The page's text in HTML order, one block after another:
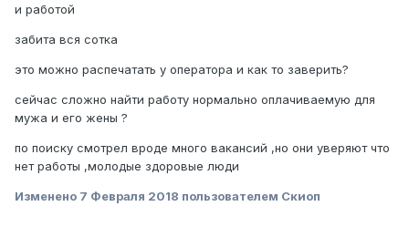
и работой
забита вся сотка
это можно распечатать у оператора и как то заверить?
сейчас сложно найти работу нормально оплачиваемую для
мужа и его жены ?
по поиску смотрел вроде много вакансий ,но они уверяют что
нет работы ,молодые здоровые люди
Изменено 7 Февраля 2018 пользователем Скиоп